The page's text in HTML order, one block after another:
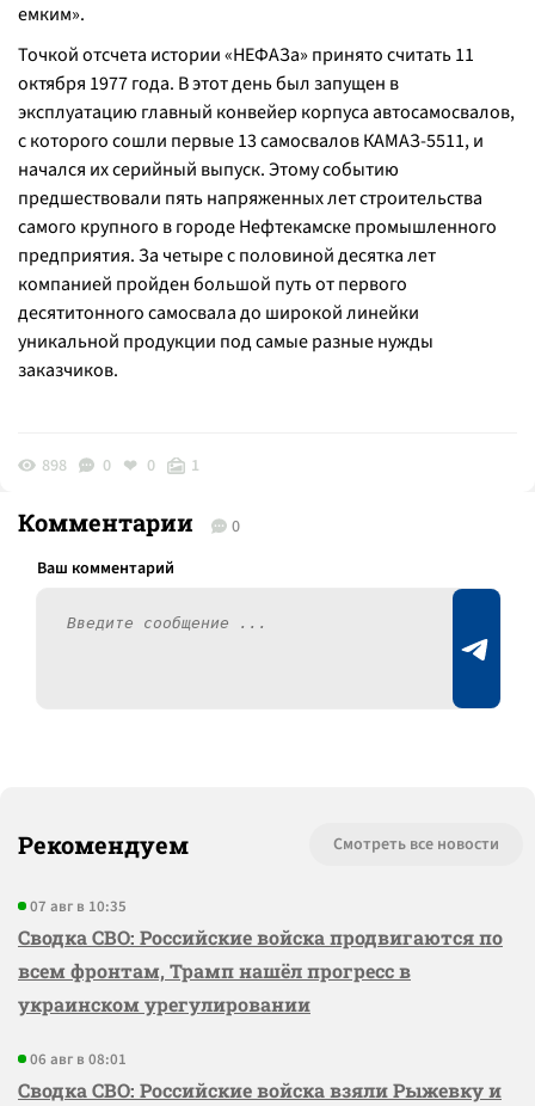
емким».
Точкой отсчета истории «НЕФАЗа» принято считать 11
октября 1977 года. В этот день был запущен в
эксплуатацию главный конвейер корпуса автосамосвалов,
с которого сошли первые 13 самосвалов КАМАЗ-5511, и
начался их серийный выпуск. Этому событию
предшествовали пять напряженных лет строительства
самого крупного в городе Нефтекамске промышленного
предприятия. За четыре с половиной десятка лет
компанией пройден большой путь от первого
десятитонного самосвала до широкой линейки
уникальной продукции под самые разные нужды
заказчиков.
898 0 0 1
Комментарии 0
Рекомендуем Смотреть все новости
07 авг в 10:35
Сводка СВО: Российские войска продвигаются по
всем фронтам, Трамп нашёл прогресс в
украинском урегулировании
06 авг в 08:01
Сводка СВО: Российские войска взяли Рыжевку и